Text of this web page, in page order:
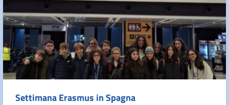
Settimana Erasmus in Spagna